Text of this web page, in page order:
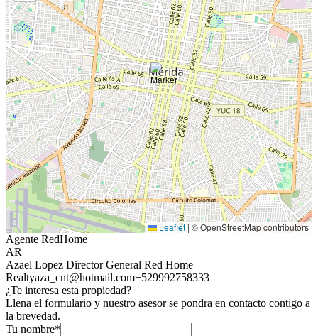
Leaflet | © OpenStreetMap contributors
Agente RedHome
AR
Azael Lopez Director General Red Home
Realtyaza_cnt@hotmail.com+529992758333
¿Te interesa esta propiedad?
Llena el formulario y nuestro asesor se pondra en contacto contigo a
la brevedad.
Tu nombre*